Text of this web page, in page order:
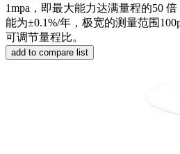
1mpa，即最大能力达满量程的50
能为±0.1%/年，极宽的测量范围
可调节量程比。